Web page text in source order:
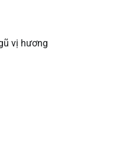
vị hương